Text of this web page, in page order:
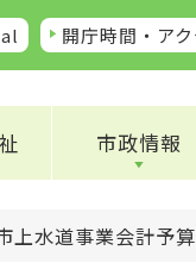
開庁時間・ア
市政情報
上水道事業会計予